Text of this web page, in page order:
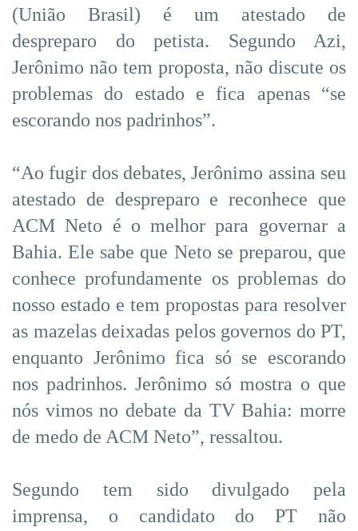
(União Brasil) é um atestado de
despreparo do petista. Segundo Azi,
Jerônimo não tem proposta, não discute os
problemas do estado e fica apenas “se
escorando nos padrinhos”.
“Ao fugir dos debates, Jerônimo assina seu
atestado de despreparo e reconhece que
ACM Neto é o melhor para governar a
Bahia. Ele sabe que Neto se preparou, que
conhece profundamente os problemas do
nosso estado e tem propostas para resolver
as mazelas deixadas pelos governos do PT,
enquanto Jerônimo fica só se escorando
nos padrinhos. Jerônimo só mostra o que
nós vimos no debate da TV Bahia: morre
de medo de ACM Neto”, ressaltou.
Segundo tem sido divulgado pela
imprensa, o candidato do PT não